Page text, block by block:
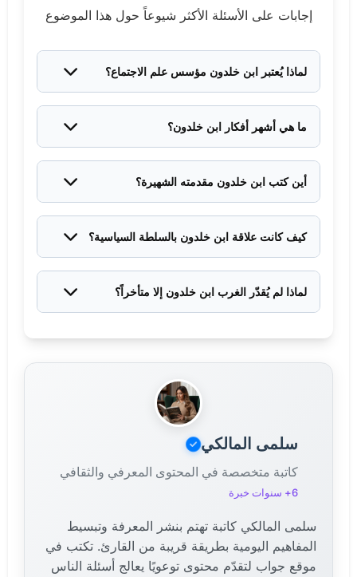
إجابات على الأسئلة الأكثر شيوعاً حول هذا الموضوع
لماذا يُعتبر ابن خلدون مؤسس علم الاجتماع؟
منهجية، ووضع نظريات لتفسير تطور الحضارات
ما هي أشهر أفكار ابن خلدون؟
الدورة الحضارية، وفكرة أن الدول تمر بمراحل حياة مثل
أين كتب ابن خلدون مقدمته الشهيرة؟
الاعتزال (1375-1378)، بعد أن قرر ترك الحياة السياسية
كيف كانت علاقة ابن خلدون بالسلطة السياسية؟
كثيراً — سُجن، ونُفي، وعُزل من مناصبه. هذه التجارب
لماذا لم يُقدّر الغرب ابن خلدون إلا متأخراً؟
تُرجمت للفرنسية في القرن التاسع عشر، انبهر العلماء
الغربيون بعبقريته واعترفوا بسبقه.
سلمى المالكي
كاتبة متخصصة في المحتوى المعرفي والثقافي
6+ سنوات خبرة
سلمى المالكي كاتبة تهتم بنشر المعرفة وتبسيط
المفاهيم اليومية بطريقة قريبة من القارئ. تكتب في
موقع جواب لتقدّم محتوى توعويًا يعالج أسئلة الناس